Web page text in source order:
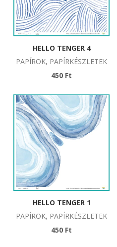
HELLO TENGER 4
PAPÍROK, PAPÍRKÉSZLETEK
450 Ft
HELLO TENGER 1
PAPÍROK, PAPÍRKÉSZLETEK
450 Ft